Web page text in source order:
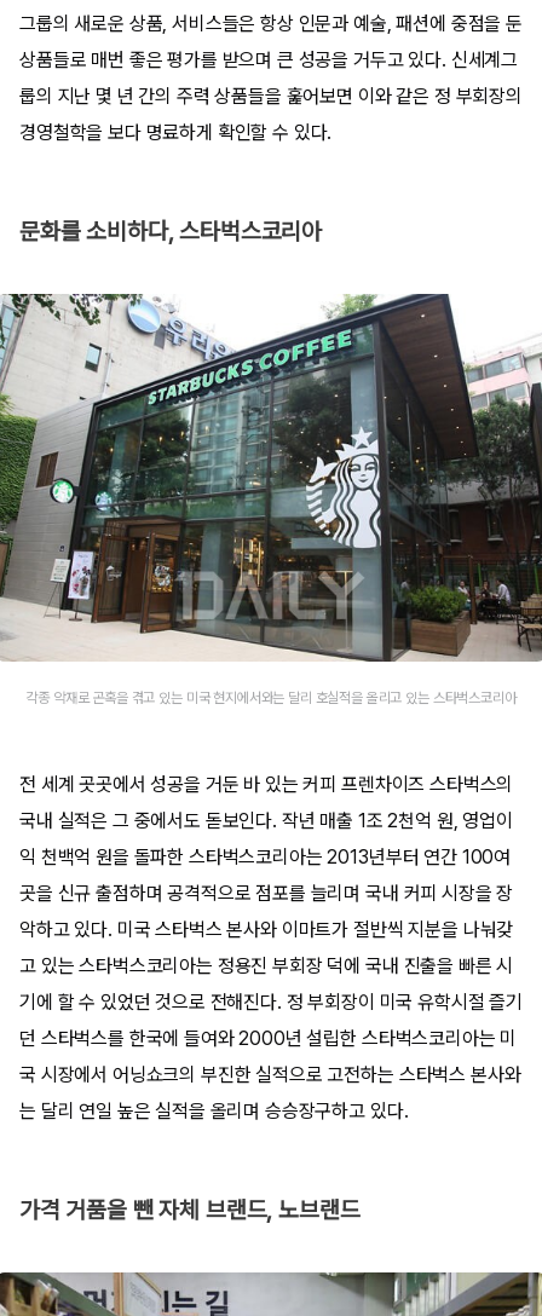
그룹의 새로운 상품, 서비스들은 항상 인문과 예술, 패션에 중점을 둔
상품들로 매번 좋은 평가를 받으며 큰 성공을 거두고 있다. 신세계그
룹의 지난 몇 년 간의 주력 상품들을 훑어보면 이와 같은 정 부회장의
경영철학을 보다 명료하게 확인할 수 있다.
문화를 소비하다, 스타벅스코리아
각종 악재로 곤혹을 겪고 있는 미국 현지에서와는 달리 호실적을 올리고 있는 스타벅스코리아
전 세계 곳곳에서 성공을 거둔 바 있는 커피 프렌차이즈 스타벅스의
국내 실적은 그 중에서도 돋보인다. 작년 매출 1조 2천억 원, 영업이
익 천백억 원을 돌파한 스타벅스코리아는 2013년부터 연간 100여
곳을 신규 출점하며 공격적으로 점포를 늘리며 국내 커피 시장을 장
악하고 있다. 미국 스타벅스 본사와 이마트가 절반씩 지분을 나눠갖
고 있는 스타벅스코리아는 정용진 부회장 덕에 국내 진출을 빠른 시
기에 할 수 있었던 것으로 전해진다. 정 부회장이 미국 유학시절 즐기
던 스타벅스를 한국에 들여와 2000년 설립한 스타벅스코리아는 미
국 시장에서 어닝쇼크의 부진한 실적으로 고전하는 스타벅스 본사와
는 달리 연일 높은 실적을 올리며 승승장구하고 있다.
가격 거품을 뺀 자체 브랜드, 노브랜드